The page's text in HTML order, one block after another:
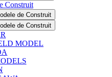
Construit
de Construit
de Construit
MODEL